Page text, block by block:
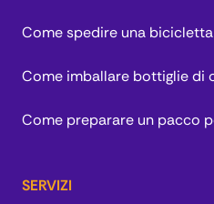
Come spedire una bicicletta
Come imballare bottiglie di
Come preparare un pacco
SERVIZI